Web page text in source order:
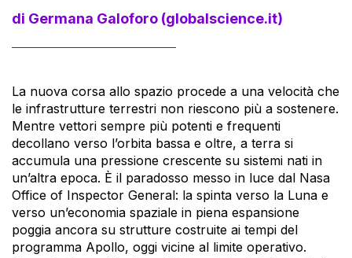
di Germana Galoforo (globalscience.it)
La nuova corsa allo spazio procede a una velocità che
le infrastrutture terrestri non riescono più a sostenere.
Mentre vettori sempre più potenti e frequenti
decollano verso l’orbita bassa e oltre, a terra si
accumula una pressione crescente su sistemi nati in
un’altra epoca. È il paradosso messo in luce dal Nasa
Office of Inspector General: la spinta verso la Luna e
verso un’economia spaziale in piena espansione
poggia ancora su strutture costruite ai tempi del
programma Apollo, oggi vicine al limite operativo.